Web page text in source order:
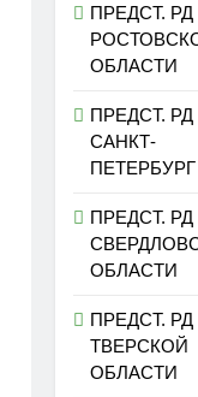
ПРЕДСТ. РД
ОБЛАСТИ
ПРЕДСТ. РД
САНКТ-
ПЕТЕРБУРГ
ПРЕДСТ. РД
ОБЛАСТИ
ПРЕДСТ. РД
ТВЕРСКОЙ
ОБЛАСТИ